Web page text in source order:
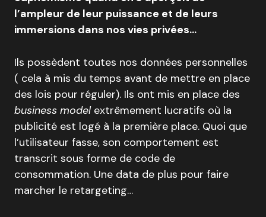
l’ampleur de leur puissance et de leurs
immersions dans nos vies privées…
Ils possèdent toutes nos données personnelles
( cela à mis du temps avant de mettre en place
des lois pour réguler). Ils ont mis en place des
business modelextrêmement lucratifs où la
publicité est logé à la première place. Quoi que
l’utilisateur fasse, son comportement est
transcrit sous forme de code de
consommation. Une data de plus pour faire
marcher le retargeting…